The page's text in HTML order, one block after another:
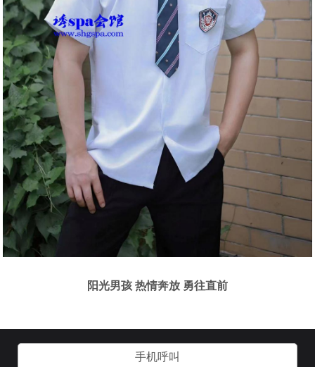
阳光男孩 热情奔放 勇往直前
手机呼叫